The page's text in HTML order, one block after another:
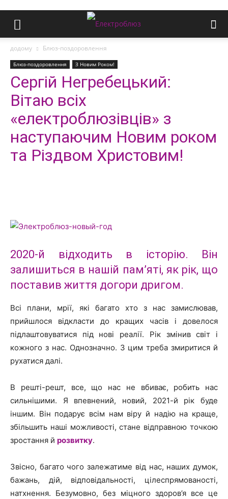
додому Блюз-поздоровлення
Блюз-поздоровлення З Новим Роком!
Сергій Негребецький:
Вітаю всіх
«електроблюзівців» з
наступаючим Новим роком
та Різдвом Христовим!
2020-й відходить в історію. Він
залишиться в нашій пам’яті, як рік, що
поставив життя догори дригом.
Всі плани, мрії, які багато хто з нас замислював,
прийшлося відкласти до кращих часів і довелося
підлаштовуватися під нові реалії. Рік змінив світ і
кожного з нас. Однозначно. З цим треба змиритися й
рухатися далі.
В решті-решт, все, що нас не вбиває, робить нас
сильнішими. Я впевнений, новий, 2021-й рік буде
іншим. Він подарує всім нам віру й надію на краще,
збільшить наші можливості, стане відправною точкою
зростання й розвитку.
Звісно, багато чого залежатиме від нас, наших думок,
бажань, дій, відповідальності, цілеспрямованості,
натхнення. Безумовно, без міцного здоров’я все це